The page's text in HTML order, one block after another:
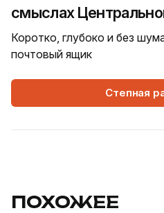
смыслах
Коротко, глубоко и без
почтовый ящик
Степная
ПОХОЖЕЕ